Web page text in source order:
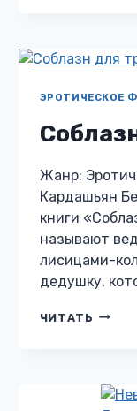
ЭРОТИЧЕСКОЕ
Жанр:
Кардашьян
книги
называют
лисицами-
дедушку,
ЧИТАТЬ